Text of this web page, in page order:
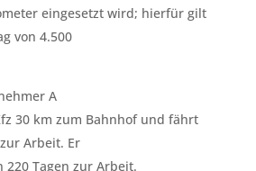
eingesetzt wird; hierfür gilt
von 4.500
A
30 km zum Bahnhof und fährt
Arbeit. Er
Tagen zur Arbeit.